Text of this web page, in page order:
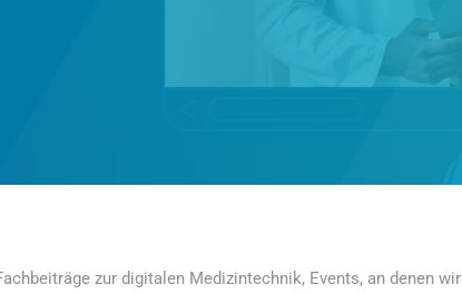
zur digitalen Medizintechnik, Events, an denen wir